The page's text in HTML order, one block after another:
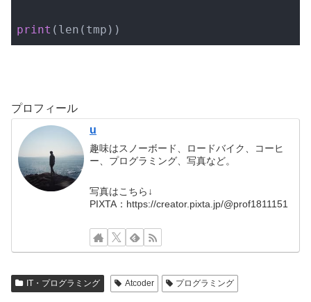
print (len(tmp))
プロフィール
u
趣味はスノーボード、ロードバイク、コーヒ
ー、プログラミング、写真など。
写真はこちら↓
PIXTA：https://creator.pixta.jp/@prof1811151
IT・プログラミング Atcoder プログラミング